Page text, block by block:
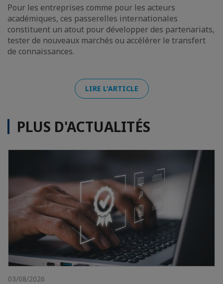
Pour les entreprises comme pour les acteurs
académiques, ces passerelles internationales
constituent un atout pour développer des partenariats,
tester de nouveaux marchés ou accélérer le transfert
de connaissances.
LIRE L'ARTICLE
PLUS D'ACTUALITÉS
03/08/2026